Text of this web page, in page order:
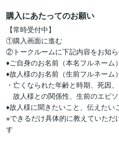
購入にあたってのお願い
【常時受付中】
①購入画面に進む
②トークルームに下記内容をお知
♦ご自身のお名前（本名フルネーム
♦故人様のお名前（生前フルネーム
・亡くなられた年齢と時期、死因、
故人様との関係性、生前のエピ
♦故人様に聞きたいこと、伝えたい
※できるだけ具体的に教えていただ
す